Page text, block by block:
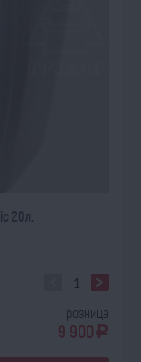
20л.
розница
9 900 a